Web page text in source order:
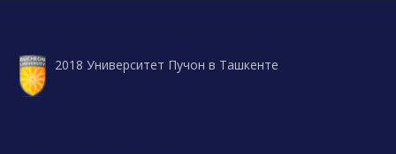
2018 Университет Пучон в Ташкенте